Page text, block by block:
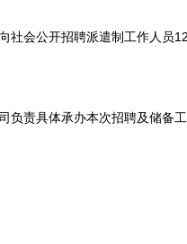
会公开招聘派遣制工作人员
责具体承办本次招聘及储备